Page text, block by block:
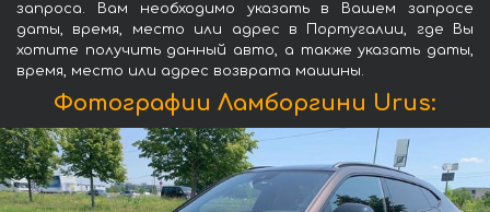
запроса. Вам необходимо указать в Вашем запросе
даты, время, место или адрес в Португалии, где Вы
хотите получить данный авто, а также указать даты,
время, место или адрес возврата машины.
Фотографии Ламборгини Urus: